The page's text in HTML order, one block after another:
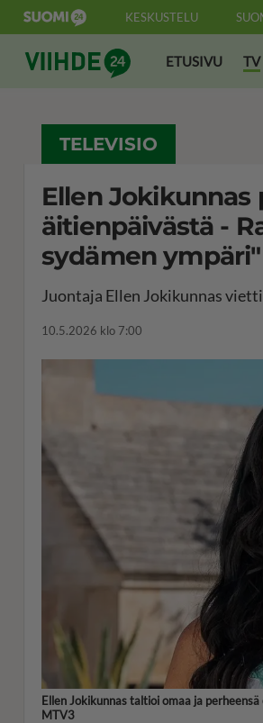
KESKUSTELU
Suomi24 ViihdeETUSIVU TV
TELEVISIO
Ellen Jokikunnas
äitienpäivästä -
sydämen ympäri"
Juontaja Ellen Jokikunnas
10.5.2026 klo 7:00
Ellen Jokikunnas taltioi omaa ja
MTV3